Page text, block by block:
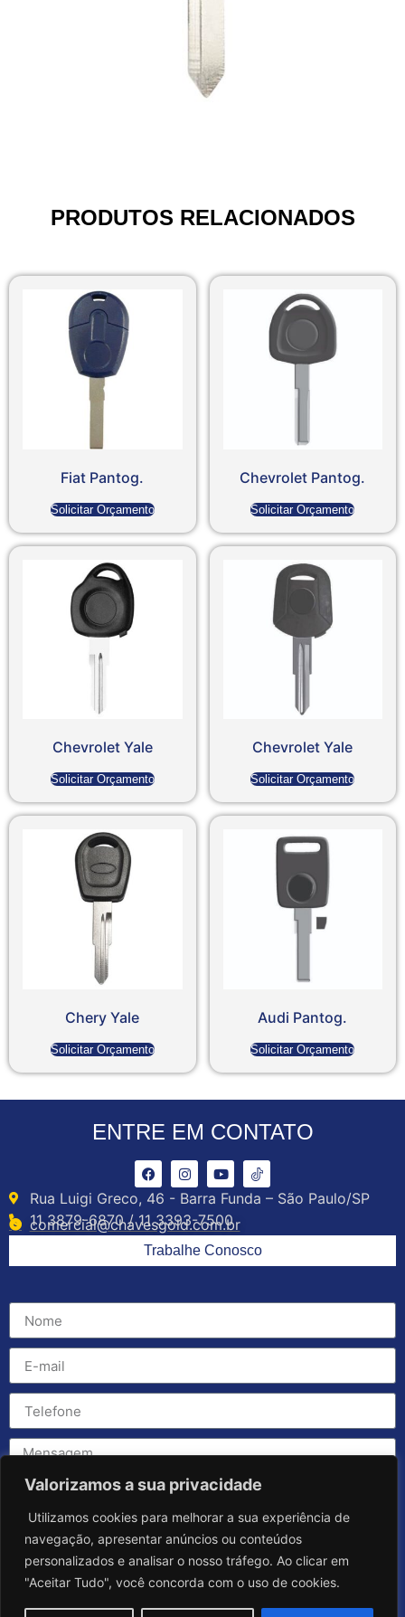
Valorizamos a sua privacidade
Utilizamos cookies para melhorar a sua experiência de
navegação, apresentar anúncios ou conteúdos
personalizados e analisar o nosso tráfego. Ao clicar em
"Aceitar Tudo", você concorda com o uso de cookies.
PRODUTOS RELACIONADOS
Fiat Pantog.
Solicitar Orçamento
Chevrolet Pantog.
Solicitar Orçamento
Chevrolet Yale
Solicitar Orçamento
Chevrolet Yale
Solicitar Orçamento
Chery Yale
Solicitar Orçamento
Audi Pantog.
Solicitar Orçamento
ENTRE EM CONTATO
Rua Luigi Greco, 46 - Barra Funda – São Paulo/SP
11 3879-6870 / 11 3393-7500
comercial@chavesgold.com.br
Trabalhe Conosco